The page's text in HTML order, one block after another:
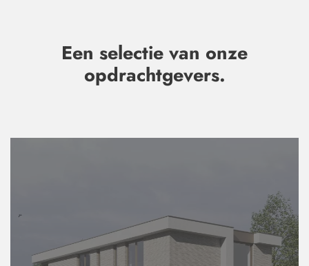
Een selectie van onze
opdrachtgevers.